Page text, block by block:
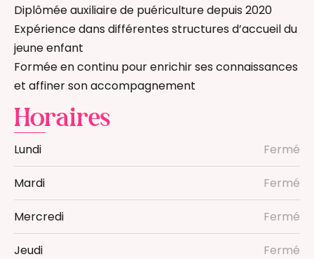
Diplômée auxiliaire de puériculture depuis 2020
Expérience dans différentes structures d’accueil du
jeune enfant
Formée en continu pour enrichir ses connaissances
et affiner son accompagnement
Horaires
Lundi Fermé
Mardi Fermé
Mercredi Fermé
Jeudi Fermé